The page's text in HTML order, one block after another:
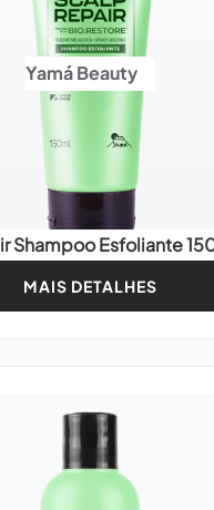
Yamá Beauty
Shampoo Esfoliante
MAIS DETALHES